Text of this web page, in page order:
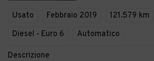
Usato Febbraio 2019
121.579 km
Diesel - Euro 6
Automatico
Descrizione